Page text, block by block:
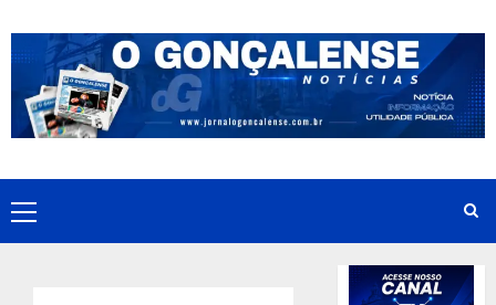
to
content
Primary
Menu